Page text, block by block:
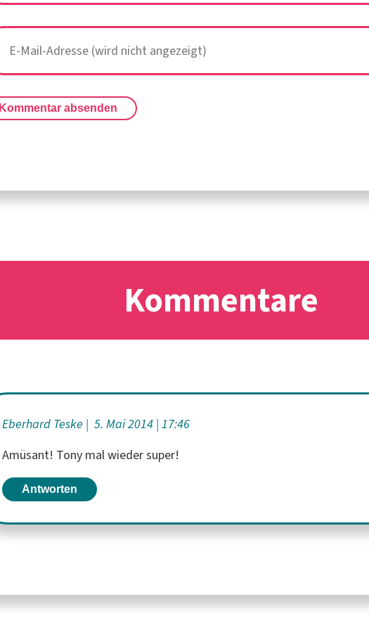
Kommentar absenden
Kommentare
Eberhard Teske 5. Mai 2014 17:46
Amüsant! Tony mal wieder super!
Antworten